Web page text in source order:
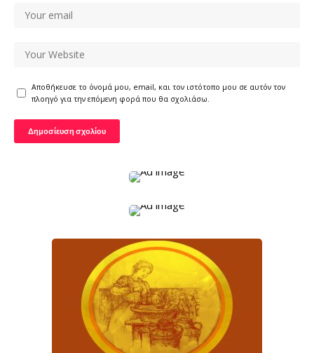
Αποθήκευσε το όνομά μου, email, και τον ιστότοπο μου σε αυτόν τον
πλοηγό για την επόμενη φορά που θα σχολιάσω.